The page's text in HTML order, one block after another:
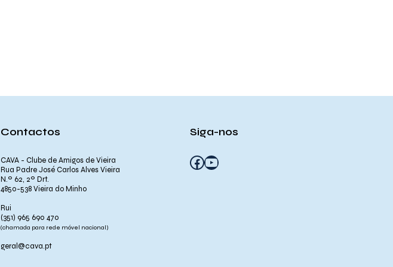
Contactos
CAVA - Clube de Amigos de Vieira
Rua Padre José Carlos Alves Vieira
N.º 62, 2º Drt.
4850-538 Vieira do Minho
Rui
(351) 965 690 470
(chamada para rede móvel nacional)
geral@cava.pt
Siga-nos
Facebook
YouTube